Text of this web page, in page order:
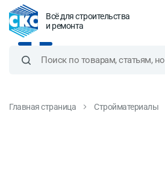
Всё для строительства
и ремонта
Главная страница Стройматериалы